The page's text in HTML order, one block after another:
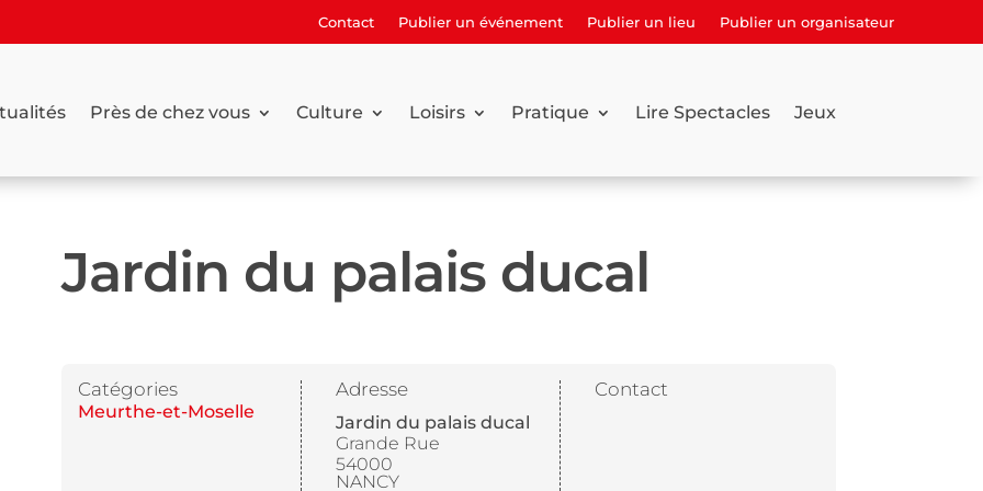
Contact Publier un événement Publier un lieu Publier un organisateur
Près de chez vous Culture Loisirs Pratique Lire Spectacles Jeux
Jardin du palais ducal
Catégories
Meurthe-et-Moselle
Adresse
Jardin du palais ducal
Grande Rue
54000
NANCY
Contact